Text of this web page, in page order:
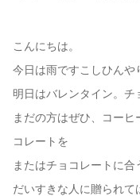
こんにちは。
今日は雨ですこしひんや
明日はバレンタイン。チ
まだの方はぜひ、コーヒ
コレートを
またはチョコレートに合
だいすきな人に贈られて